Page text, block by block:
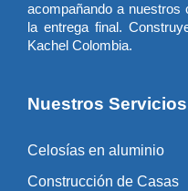
acompañando a
la entrega final.
Kachel Colombia.
Nuestros Servicios
Celosías en aluminio
Construcción de Casas